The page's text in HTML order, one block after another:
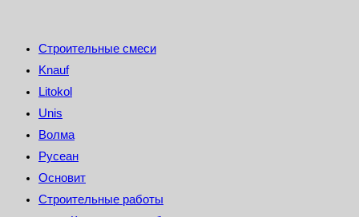
Строительные смеси
Knauf
Litokol
Unis
Волма
Русеан
Основит
Строительные работы